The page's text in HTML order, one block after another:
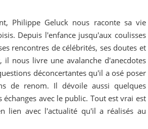
Philippe Geluck nous raconte sa vie
Depuis l'enfance jusqu'aux coulisses
rencontres de célébrités, ses doutes et
il nous livre une avalanche d'anecdotes
déconcertantes qu'il a osé poser
de renom. Il dévoile aussi quelques
avec le public. Tout est vrai est
lien avec l'actualité qu'il a réalisés au